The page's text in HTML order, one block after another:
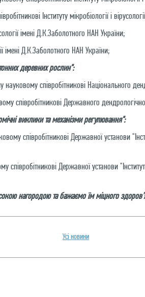
Інституту мікробіології і
імені Д.К.Заболотного НАН України;
імені Д.К.Заболотного НАН України;
деревних рослин":
співробітникові Національного
співробітникові Державного
виклики та механізми регулювання":
співробітникові Державної установи
Державної установи
нагородою та бажаємо їм міцного
Усi новини